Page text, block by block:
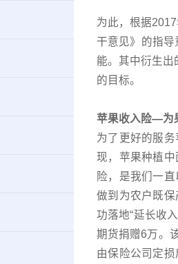
为此，根据
干意见》的指
能。其中衍生出
的目标。
苹果收入险—为
为了更好的服
现，苹果种植
险，是我们一
做到为农户既保
功落地“延长收
期货捐赠6万。
由保险公司定